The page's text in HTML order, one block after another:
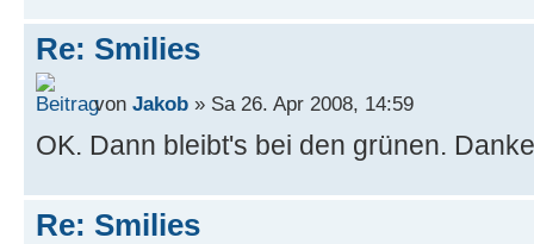
Re: Smilies
von Jakob » Sa 26. Apr 2008, 14:59
OK. Dann bleibt's bei den grünen.
Re: Smilies